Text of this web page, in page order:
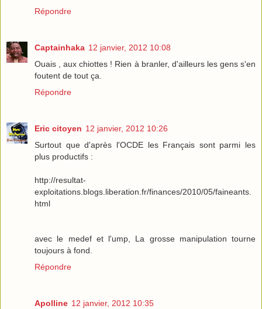
Répondre
Captainhaka 12 janvier, 2012 10:08
Ouais , aux chiottes ! Rien à branler, d'ailleurs les gens s'en
foutent de tout ça.
Répondre
Eric citoyen 12 janvier, 2012 10:26
Surtout que d'après l'OCDE les Français sont parmi les
plus productifs :
http://resultat-
exploitations.blogs.liberation.fr/finances/2010/05/faineants.
html
avec le medef et l'ump, La grosse manipulation tourne
toujours à fond.
Répondre
Apolline 12 janvier, 2012 10:35